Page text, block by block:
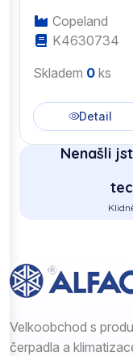
Copeland
K4630734
Skladem 0 ks
Detail
Nenašli
Velkoobchod s
čerpadla a